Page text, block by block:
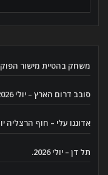
משחק בהטיית מישור
סובב דרום הארץ – יולי 2026.
אדוננו עלי – חוף הרצליה יולי
תל דן – יולי 2026.